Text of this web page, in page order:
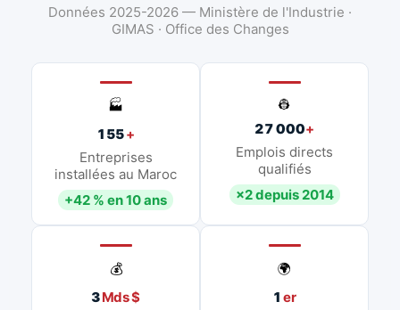
Données 2025-2026 — Ministère de l'Industrie ·
GIMAS · Office des Changes
🏭
155+
Entreprises
installées au Maroc
+42 % en 10 ans
👷
27 000+
Emplois directs
qualifiés
×2 depuis 2014
💰
3Mds $
🌍
1 er